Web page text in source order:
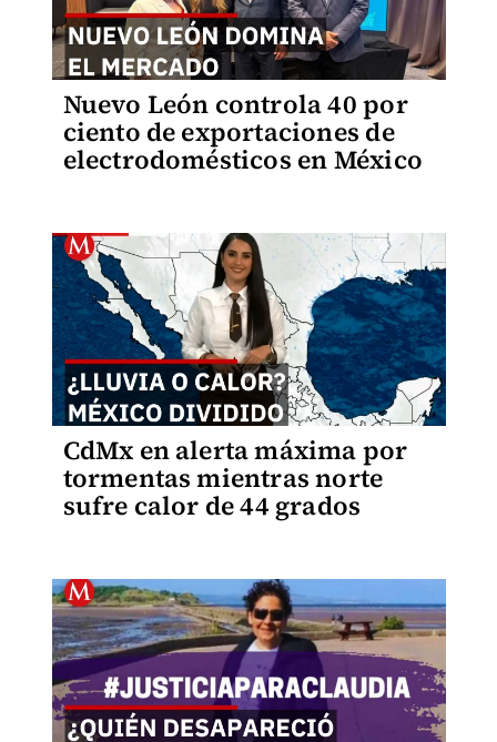
Nuevo León controla 40 por
ciento de exportaciones de
electrodomésticos en México
CdMx en alerta máxima por
tormentas mientras norte
sufre calor de 44 grados